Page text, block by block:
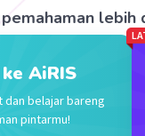
03:17
ini berkaitan
fungsi tumbuhan.
bentuk dan
dalam kondisi
lebih
AiRIS
dan belajar bareng
pintarmu!